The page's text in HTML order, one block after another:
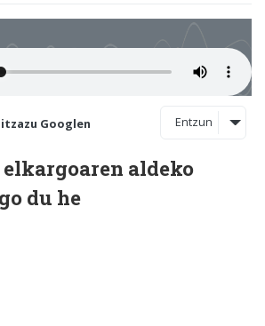
Googlen Entzun
aldeko
du he